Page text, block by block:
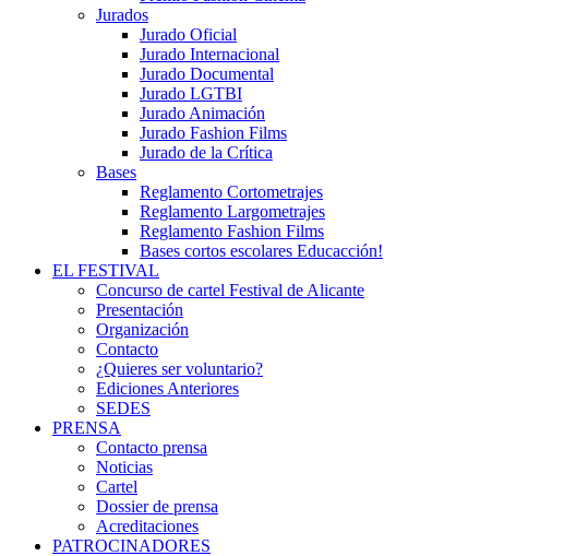
Jurados
Jurado Oficial
Jurado Internacional
Jurado Documental
Jurado LGTBI
Jurado Animación
Jurado Fashion Films
Jurado de la Crítica
Bases
Reglamento Cortometrajes
Reglamento Largometrajes
Reglamento Fashion Films
Bases cortos escolares Educacción!
EL FESTIVAL
Concurso de cartel Festival de Alicante
Presentación
Organización
Contacto
¿Quieres ser voluntario?
Ediciones Anteriores
SEDES
PRENSA
Contacto prensa
Noticias
Cartel
Dossier de prensa
Acreditaciones
PATROCINADORES